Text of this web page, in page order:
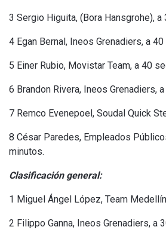
3 Sergio Higuita, (Bora Hansgrohe), a
4 Egan Bernal, Ineos Grenadiers, a 40
5 Einer Rubio, Movistar Team, a 40
6 Brandon Rivera, Ineos Grenadiers,
7 Remco Evenepoel, Soudal Quick
8 César Paredes, Empleados
minutos.
Clasificación general:
1 Miguel Ángel López, Team
2 Filippo Ganna, Ineos Grenadiers, a